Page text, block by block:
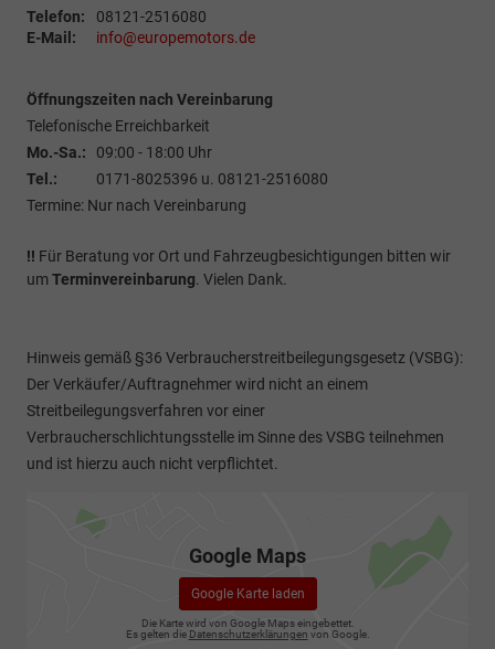
Telefon:
08121-2516080
E-Mail:
info@europemotors.de
Öffnungszeiten nach Vereinbarung
Telefonische Erreichbarkeit
Mo.-Sa.:
09:00 - 18:00 Uhr
Tel.:
0171-8025396 u. 08121-2516080
Termine: Nur nach Vereinbarung
!! Für Beratung vor Ort und Fahrzeugbesichtigungen bitten wir
umTerminvereinbarung. Vielen Dank.
Hinweis gemäß §36 Verbraucherstreitbeilegungsgesetz (VSBG):
Der Verkäufer/Auftragnehmer wird nicht an einem
Streitbeilegungsverfahren vor einer
Verbraucherschlichtungsstelle im Sinne des VSBG teilnehmen
und ist hierzu auch nicht verpflichtet.
Google Maps
Google Karte laden
Die Karte wird von Google Maps eingebettet.
Es gelten die Datenschutzerklärungen von Google.